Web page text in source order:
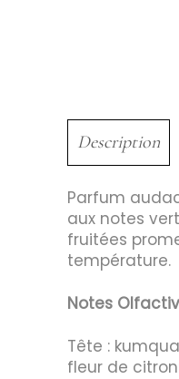
Description
Parfum
aux notes
fruitées
température.
Notes
Tête :
fleur de